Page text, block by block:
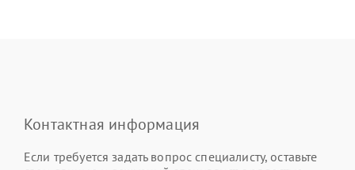
Контактная информация
Если требуется задать вопрос специалисту, оставьте